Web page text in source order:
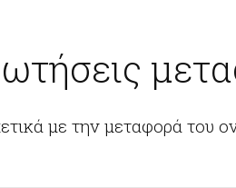
με την μεταφορά του